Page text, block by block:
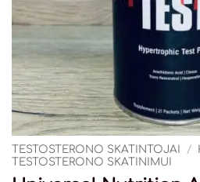
TESTOSTERONO SKATINTOJAI /
TESTOSTERONO SKATINIMUI